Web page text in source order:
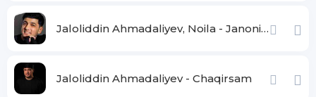
Jaloliddin Ahmadaliyev, Noila - Janonim
Jaloliddin Ahmadaliyev - Chaqirsam